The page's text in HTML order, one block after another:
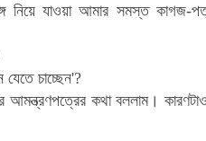
নিয়ে যাওয়া আমার সমস্ত কাগজ-
যেতে চাচ্ছেন'?
আমন্ত্রণপত্রের কথা বললাম।